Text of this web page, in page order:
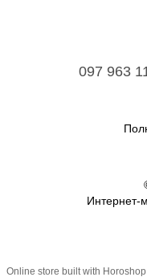
097 963
Интернет-
Online store built with Horoshop